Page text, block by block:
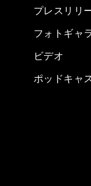
プレスリリ
フォトギャ
ビデオ
ポッドキャ